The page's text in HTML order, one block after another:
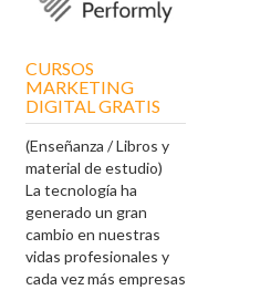
CURSOS
MARKETING
DIGITAL GRATIS
(Enseñanza / Libros y
material de estudio)
La tecnología ha
generado un gran
cambio en nuestras
vidas profesionales y
cada vez más empresas